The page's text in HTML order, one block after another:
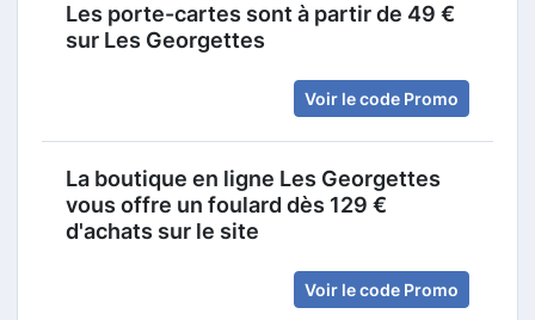
Les porte-cartes sont à partir de 49 €
sur Les Georgettes
Voir le code Promo
La boutique en ligne Les Georgettes
vous offre un foulard dès 129 €
d'achats sur le site
Voir le code Promo